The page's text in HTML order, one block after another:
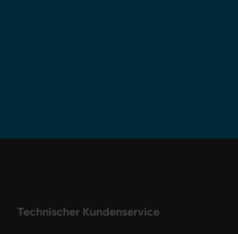
Technischer Kundenservice